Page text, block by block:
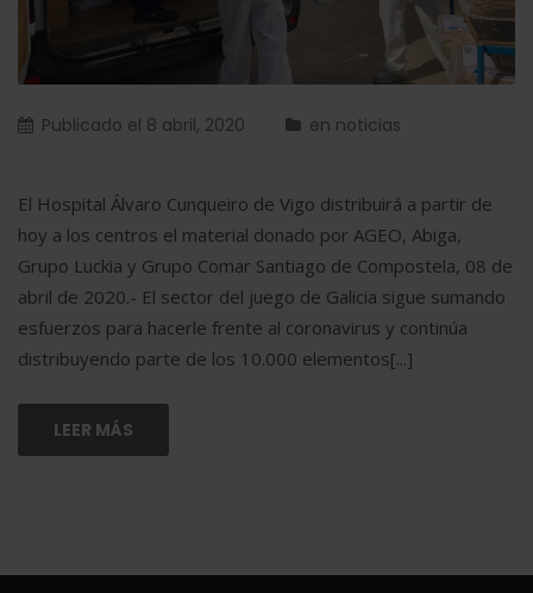
Publicado el 8 abril, 2020 en noticias
El Hospital Álvaro Cunqueiro de Vigo distribuirá a partir de
hoy a los centros el material donado por AGEO, Abiga,
Grupo Luckia y Grupo Comar Santiago de Compostela, 08 de
abril de 2020.- El sector del juego de Galicia sigue sumando
esfuerzos para hacerle frente al coronavirus y continúa
distribuyendo parte de los 10.000 elementos[...]
LEER MÁS